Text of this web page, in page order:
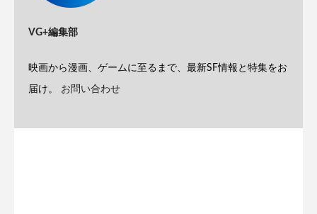
VG+編集部
映画から漫画、ゲームに至るまで、最新SF情報と特集をお
届け。 お問い合わせ